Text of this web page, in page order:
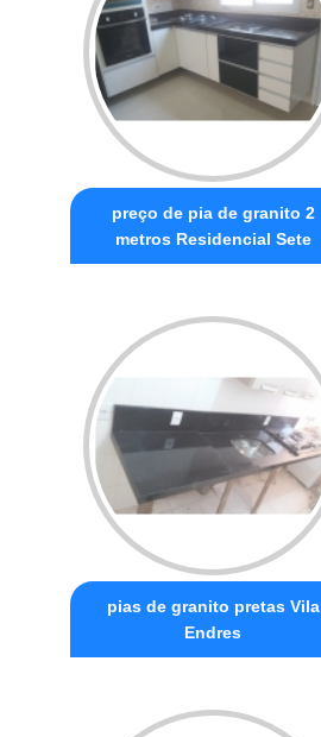
preço de pia de granito 2
metros Residencial Sete
pias de granito pretas Vila
Endres